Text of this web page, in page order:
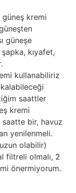
kremi
güneşe
kıyafet,
kullanabiliriz
saattler
kremi
saatte bir, havuz
yenilenmeli.
olabilir)
filtreli olmalı, 2
önermiyorum.